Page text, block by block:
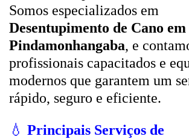
Somos especializados em
Desentupimento de Cano em
Pindamonhangaba, e
profissionais capacitados e
modernos que garantem um
rápido, seguro e eficiente.
💧 Principais Serviços de